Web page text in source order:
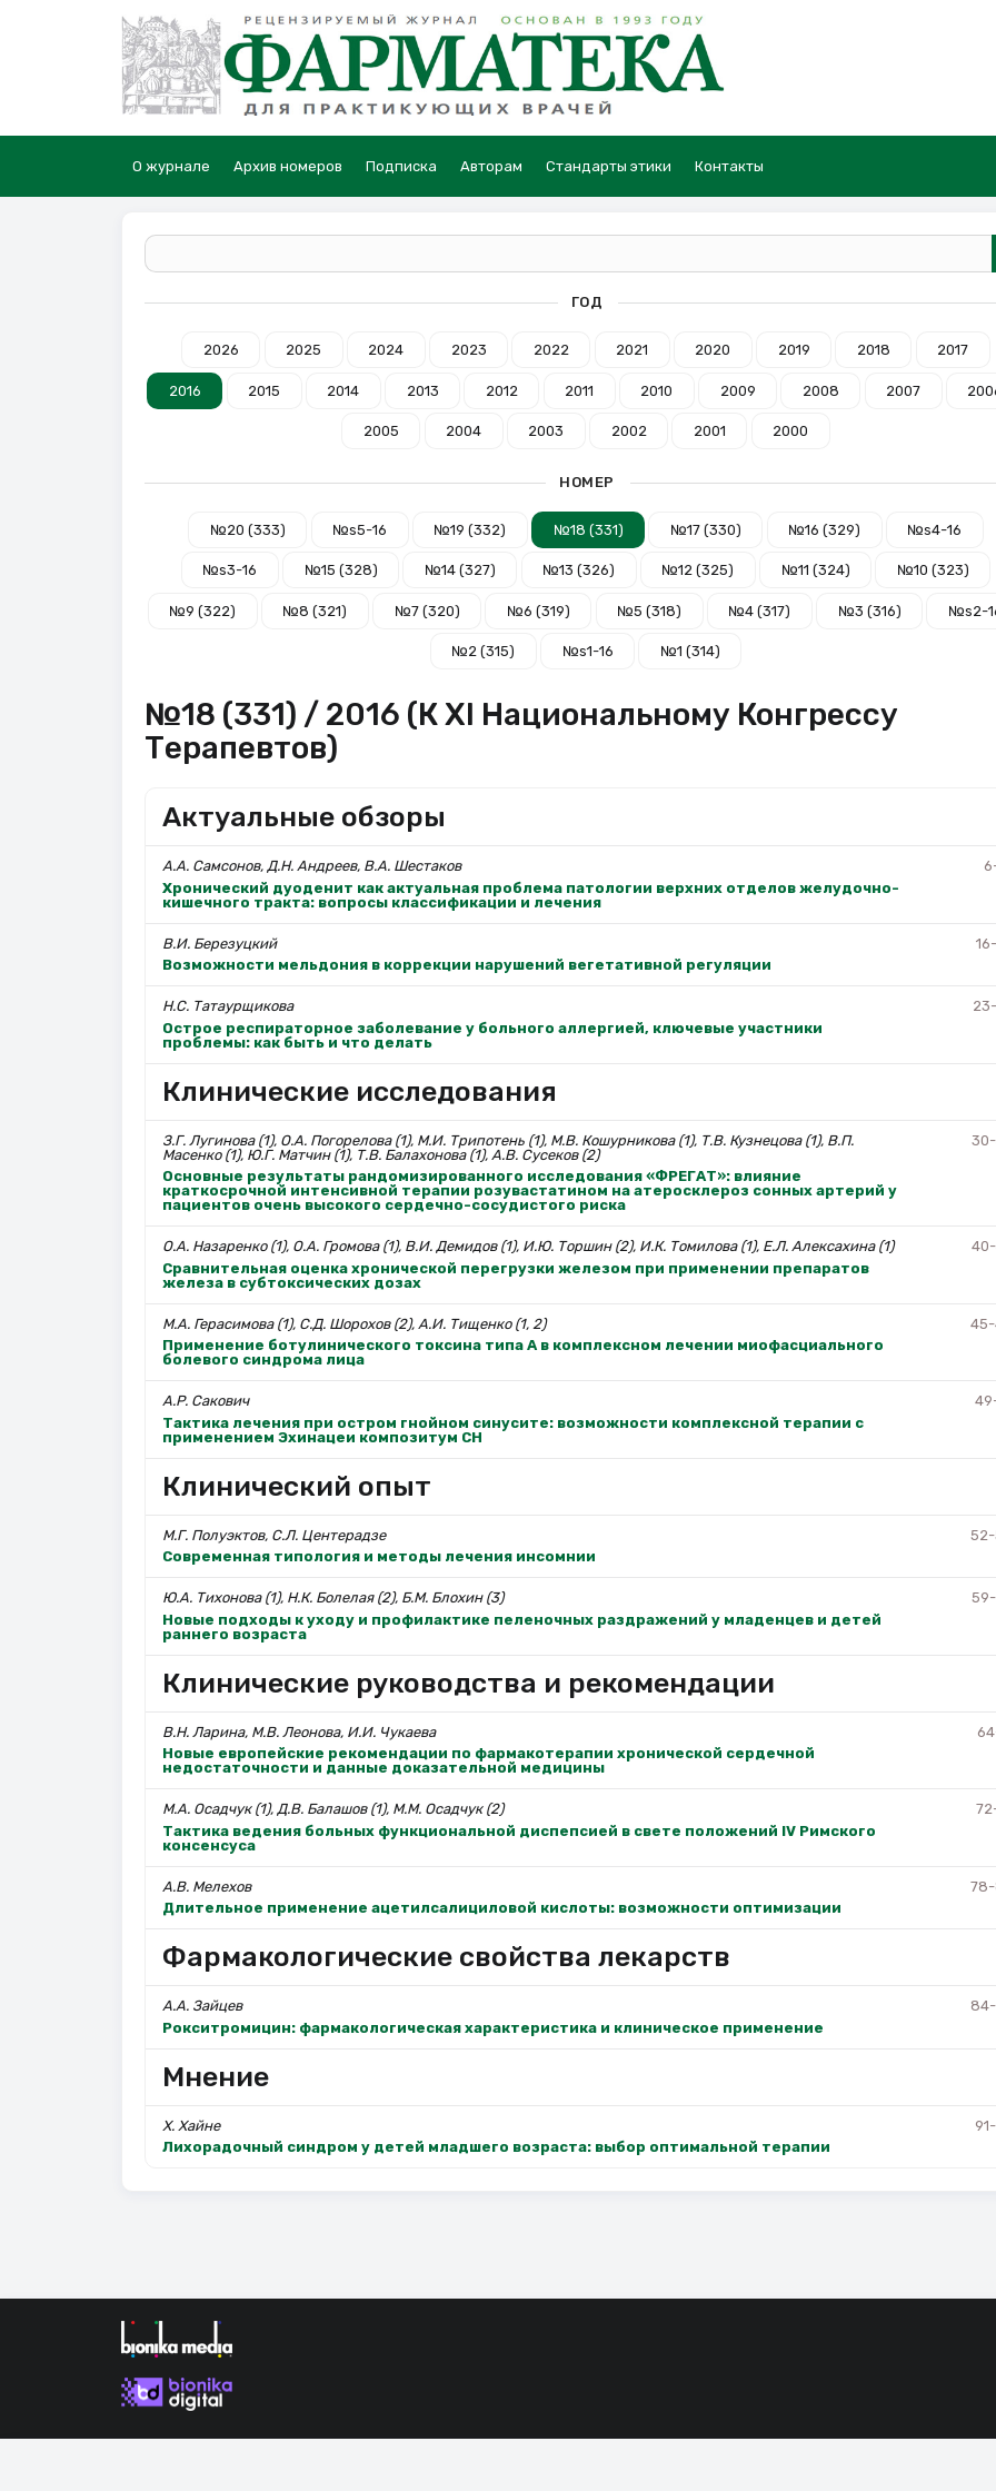
О журнале Архив номеров Подписка Авторам Стандарты этики Контакты
ГОД
2026 2025 2024 2023 2022 2021 2020 2019 2018 2017
2016 2015 2014 2013 2012 2011 2010 2009 2008 2007
2005 2004 2003 2002 2001 2000
НОМЕР
№20 (333) №s5-16 №19 (332) №18 (331) №17 (330) №16 (329) №s4-16
№s3-16 №15 (328) №14 (327) №13 (326) №12 (325) №11 (324) №10 (323)
№9 (322) №8 (321) №7 (320) №6 (319) №5 (318) №4 (317) №3 (316) №s2-
№2 (315) №s1-16 №1 (314)
№18 (331) / 2016 (К XI Национальному Конгрессу
Терапевтов)
Актуальные обзоры
А.А. Самсонов, Д.Н. Андреев, В.А. Шестаков
Хронический дуоденит как актуальная проблема патологии верхних отделов желудочно-
кишечного тракта: вопросы классификации и лечения
В.И. Березуцкий
Возможности мельдония в коррекции нарушений вегетативной регуляции
Н.С. Татаурщикова
Острое респираторное заболевание у больного аллергией, ключевые участники
проблемы: как быть и что делать
Клинические исследования
З.Г. Лугинова (1), О.А. Погорелова (1), М.И. Трипотень (1), М.В. Кошурникова (1), Т.В. Кузнецова (1), В.П.
Масенко (1), Ю.Г. Матчин (1), Т.В. Балахонова (1), А.В. Сусеков (2)
Основные результаты рандомизированного исследования «ФРЕГАТ»: влияние
краткосрочной интенсивной терапии розувастатином на атеросклероз сонных артерий у
пациентов очень высокого сердечно-сосудистого риска
О.А. Назаренко (1), О.А. Громова (1), В.И. Демидов (1), И.Ю. Торшин (2), И.К. Томилова (1), Е.Л. Алексахина (1)
Сравнительная оценка хронической перегрузки железом при применении препаратов
железа в субтоксических дозах
М.А. Герасимова (1), С.Д. Шорохов (2), А.И. Тищенко (1, 2)
Применение ботулинического токсина типа А в комплексном лечении миофасциального
болевого синдрома лица
А.Р. Сакович
Тактика лечения при остром гнойном синусите: возможности комплексной терапии с
применением Эхинацеи композитум СН
Клинический опыт
М.Г. Полуэктов, С.Л. Центерадзе
Современная типология и методы лечения инсомнии
Ю.А. Тихонова (1), Н.К. Болелая (2), Б.М. Блохин (3)
Новые подходы к уходу и профилактике пеленочных раздражений у младенцев и детей
раннего возраста
Клинические руководства и рекомендации
В.Н. Ларина, М.В. Леонова, И.И. Чукаева
Новые европейские рекомендации по фармакотерапии хронической сердечной
недостаточности и данные доказательной медицины
М.А. Осадчук (1), Д.В. Балашов (1), М.М. Осадчук (2)
Тактика ведения больных функциональной диспепсией в свете положений IV Римского
консенсуса
А.В. Мелехов
Длительное применение ацетилсалициловой кислоты: возможности оптимизации
Фармакологические свойства лекарств
А.А. Зайцев
Рокситромицин: фармакологическая характеристика и клиническое применение
Мнение
Х. Хайне
Лихорадочный синдром у детей младшего возраста: выбор оптимальной терапии